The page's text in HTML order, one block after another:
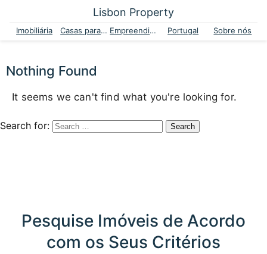
Lisbon Property
Imobiliária Casas para venda Empreendimentos Portugal Sobre nós
Nothing Found
It seems we can't find what you're looking for.
Search for:
Pesquise Imóveis de Acordo
com os Seus Critérios